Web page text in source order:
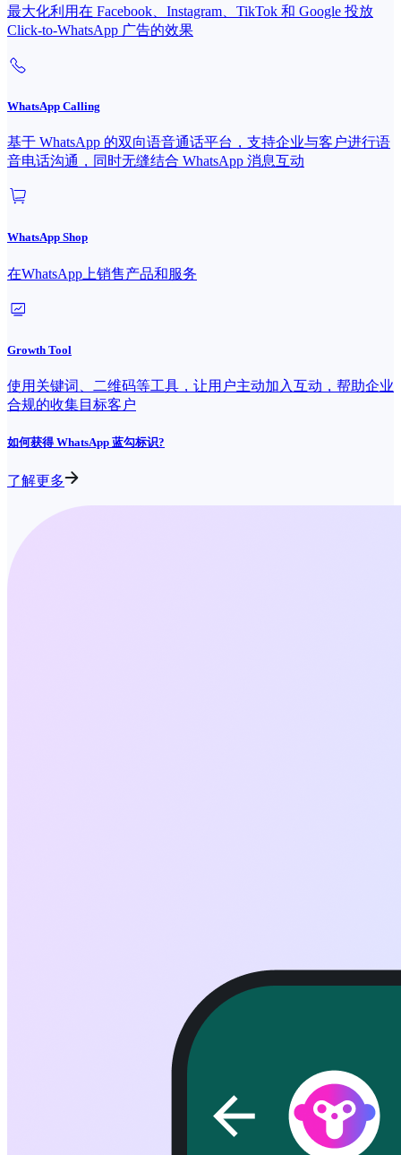
最大化利用在 Facebook、Instagram、TikTok 和 Google 投放
Click-to-WhatsApp 广告的效果
WhatsApp Calling
基于 WhatsApp 的双向语音通话平台，支持企业与客户进行语
音电话沟通，同时无缝结合 WhatsApp 消息互动
WhatsApp Shop
在WhatsApp上销售产品和服务
Growth Tool
使用关键词、二维码等工具，让用户主动加入互动，帮助企业
合规的收集目标客户
如何获得 WhatsApp 蓝勾标识?
了解更多